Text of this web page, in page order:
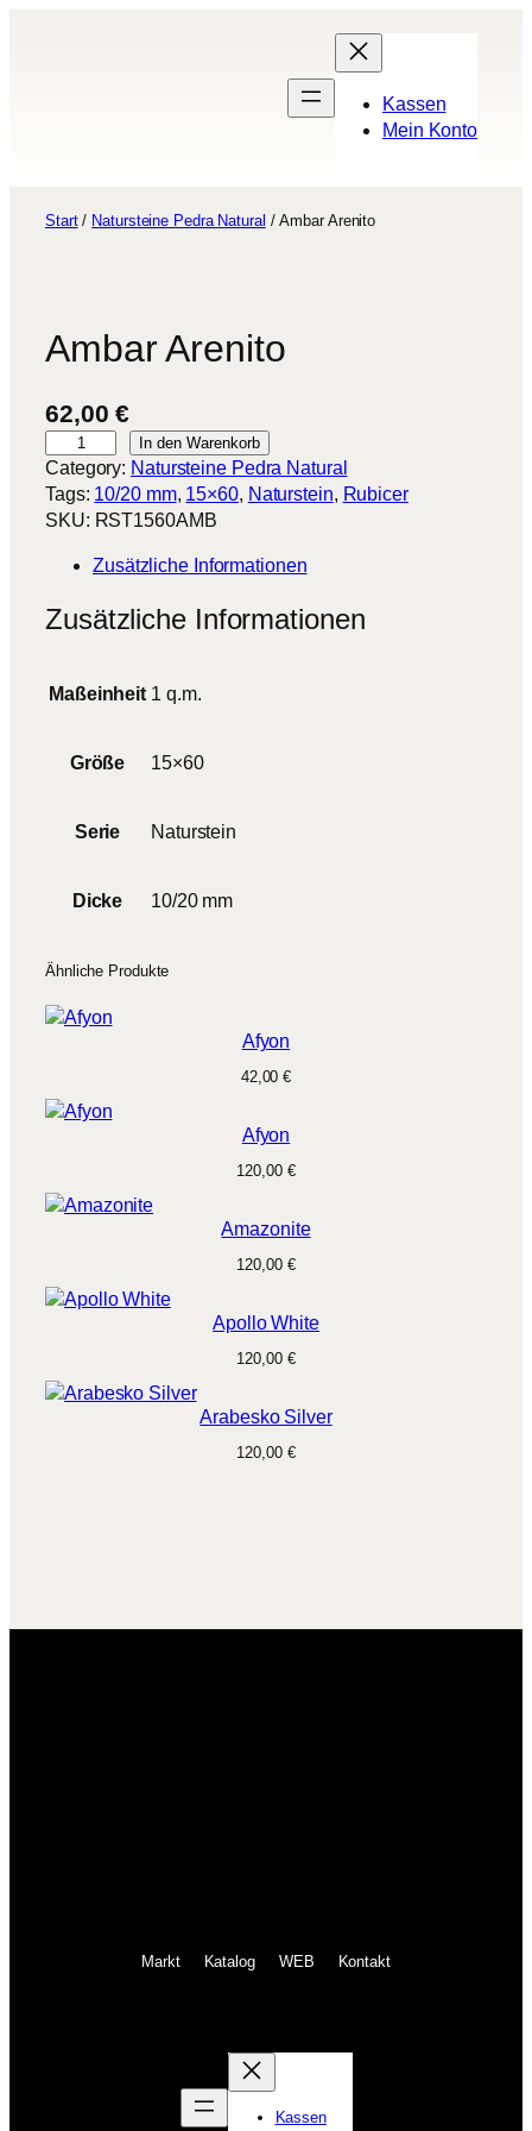
Kassen
Mein Konto
Start/ Natursteine Pedra Natural / Ambar Arenito
Ambar Arenito
62,00€
m
b
a
e
In den Warenkorb
Category: Natursteine Pedra Natural
Tags: 10/20 mm, 15×60, Naturstein, Rubicer
SKU: RST1560AMB
Zusätzliche Informationen
Zusätzliche Informationen
Maßeinheit 1 q.m.
Größe 15×60
Serie Naturstein
Dicke 10/20 mm
Ähnliche Produkte
Afyon
42,00€
Afyon
120,00 €
Amazonite
120,00 €
Apollo White
120,00 €
Arabesko Silver
120,00 €
Markt Katalog WEB Kontakt
Kassen